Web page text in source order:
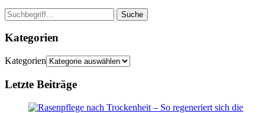
Suche
Kategorien
Kategorien
Letzte Beiträge